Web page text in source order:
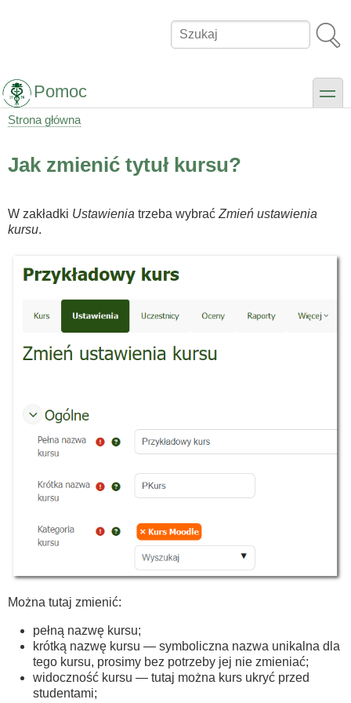
Szukaj
Pomoc toggle
nawigacyjna
Strona główna
Jak zmienić tytuł kursu?
W zakładki Ustawienia trzeba wybrać Zmień ustawienia
kursu.
Można tutaj zmienić:
pełną nazwę kursu;
krótką nazwę kursu — symboliczna nazwa unikalna dla
tego kursu, prosimy bez potrzeby jej nie zmieniać;
widoczność kursu — tutaj można kurs ukryć przed
studentami;